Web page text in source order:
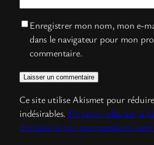
Enregistrer mon nom, mon e-
dans le navigateur pour mon
commentaire.
Ce site utilise Akismet pour
indésirables. En savoir plus sur la
données de vos commentaires